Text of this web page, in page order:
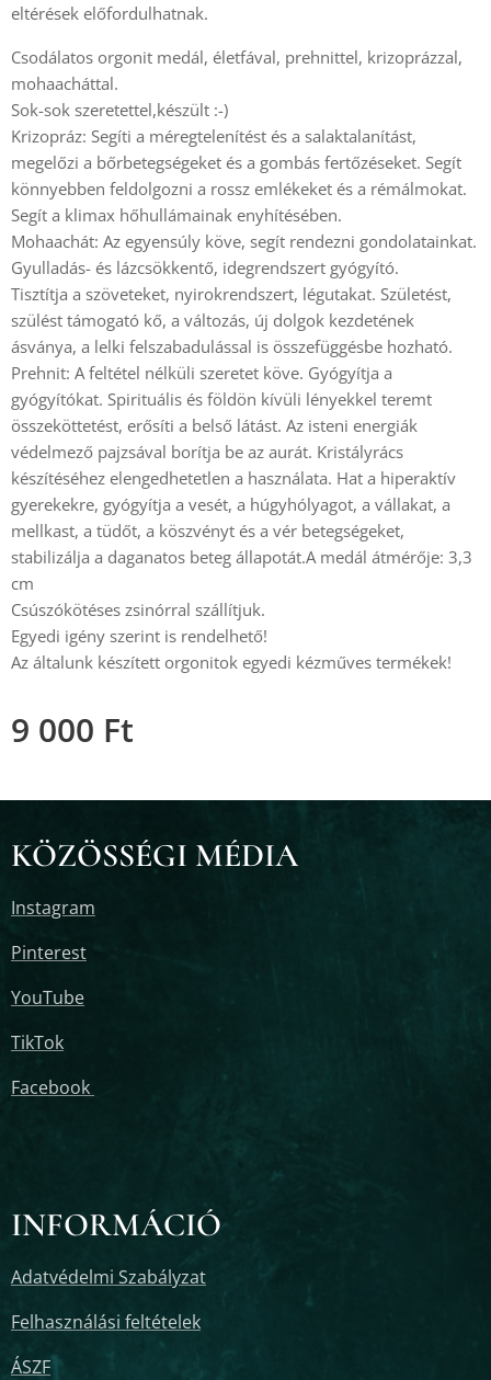
eltérések előfordulhatnak.
Csodálatos orgonit medál, életfával, prehnittel, krizoprázzal,
mohaacháttal.
Sok-sok szeretettel,készült :-)
Krizopráz: Segíti a méregtelenítést és a salaktalanítást,
megelőzi a bőrbetegségeket és a gombás fertőzéseket. Segít
könnyebben feldolgozni a rossz emlékeket és a rémálmokat.
Segít a klimax hőhullámainak enyhítésében.
Mohaachát: Az egyensúly köve, segít rendezni gondolatainkat.
Gyulladás- és lázcsökkentő, idegrendszert gyógyító.
Tisztítja a szöveteket, nyirokrendszert, légutakat. Születést,
szülést támogató kő, a változás, új dolgok kezdetének
ásványa, a lelki felszabadulással is összefüggésbe hozható.
Prehnit: A feltétel nélküli szeretet köve. Gyógyítja a
gyógyítókat. Spirituális és földön kívüli lényekkel teremt
összeköttetést, erősíti a belső látást. Az isteni energiák
védelmező pajzsával borítja be az aurát. Kristályrács
készítéséhez elengedhetetlen a használata. Hat a hiperaktív
gyerekekre, gyógyítja a vesét, a húgyhólyagot, a vállakat, a
mellkast, a tüdőt, a köszvényt és a vér betegségeket,
stabilizálja a daganatos beteg állapotát.A medál átmérője: 3,3
cm
Csúszókötéses zsinórral szállítjuk.
Egyedi igény szerint is rendelhető!
Az általunk készített orgonitok egyedi kézműves termékek!
9 000 Ft
KÖZÖSSÉGI MÉDIA
Instagram
Pinterest
YouTube
TikTok
Facebook
INFORMÁCIÓ
Adatvédelmi Szabályzat
Felhasználási feltételek
ÁSZF